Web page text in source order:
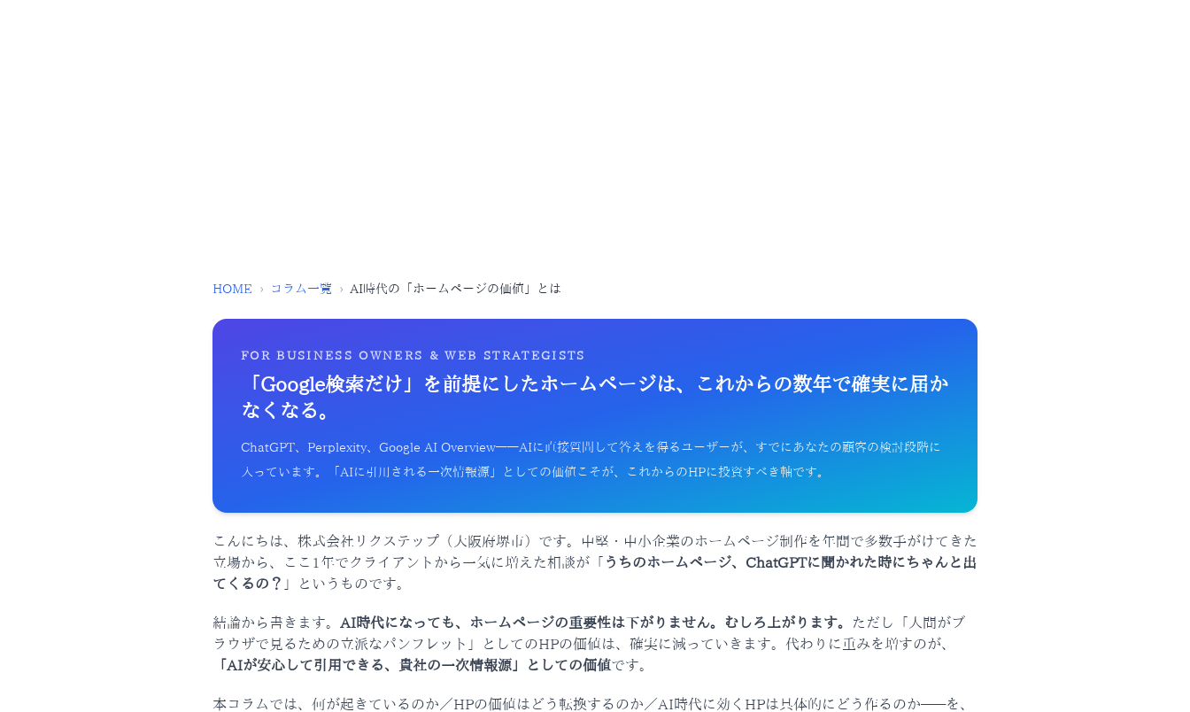
HOME › コラム一覧 › AI時代の「ホームページの価値」とは
FOR BUSINESS OWNERS & WEB STRATEGISTS
「Google検索だけ」を前提にしたホームページは、これからの数年で確実に届か
なくなる。
ChatGPT、Perplexity、Google AI Overview——AIに直接質問して答えを得るユーザーが、すでにあなたの顧客の検討段階に
入っています。「AIに引用される一次情報源」としての価値こそが、これからのHPに投資すべき軸です。
こんにちは、株式会社リクステップ（大阪府堺市）です。中堅・中小企業のホームページ制作を年間で多数手がけてきた
立場から、ここ1年でクライアントから一気に増えた相談が「
うちのホームページ、ChatGPTに聞かれた時にちゃんと出
てくるの？ 」というものです。
結論から書きます。 AI時代になっても、ホームページの重要性は下がりません。むしろ上がります。 ただし「人間がブ
ラウザで見るための立派なパンフレット」としてのHPの価値は、確実に減っていきます。代わりに重みを増すのが、
「AIが安心して引用できる、貴社の一次情報源」としての価値です。
本コラムでは、何が起きているのか／HPの価値はどう転換するのか／AI時代に効くHPは具体的にどう作るのか——を、